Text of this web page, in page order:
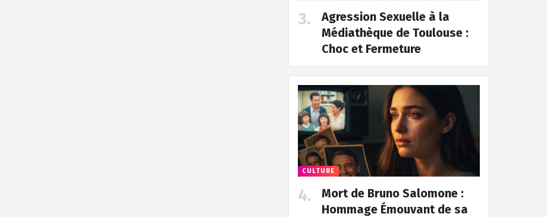
Agression Sexuelle à la
Médiathèque de Toulouse :
Choc et Fermeture
CULTURE
Mort de Bruno Salomone :
Hommage Émouvant de sa